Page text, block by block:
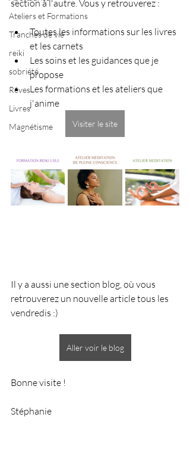
Ateliers et Formations
Tranches de vie
reiki
sobriété
Rêves
Livres
Magnétisme
section à l'autre. Vous y retrouverez :
Toutes les informations sur les livres
et les carnets
Les soins et les guidances que je
propose
Les formations et les ateliers que
j'anime
Visiter le site
Il y a aussi une section blog, où vous
retrouverez un nouvelle article tous les
vendredis :)
Aller voir le blog
Bonne visite !
Stéphanie